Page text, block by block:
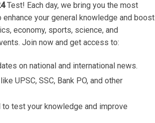
Test! Each day, we bring you the most
your general knowledge and boost
economy, sports, science, and
Join now and get access to:
on national and international news.
UPSC, SSC, Bank PO, and other
test your knowledge and improve